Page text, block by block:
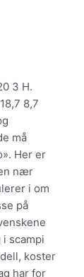
3 H.
8,7
må
Her er
nær
i om
på
scampi
koster
har for